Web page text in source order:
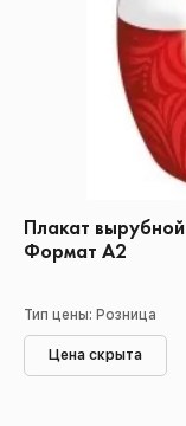
Плакат
Формат А2
Тип цены: Розница
Цена скрыта